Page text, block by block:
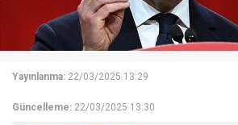
Yayınlanma: 22/03/2025 13:29
Güncelleme: 22/03/2025 13:30